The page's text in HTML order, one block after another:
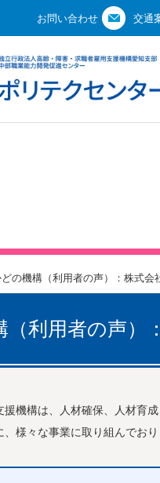
お問い合わせ 交通
の機構（利用者の声）：株式会
（利用者の声）
機構は、人材確保、人材育
様々な事業に取り組んでお